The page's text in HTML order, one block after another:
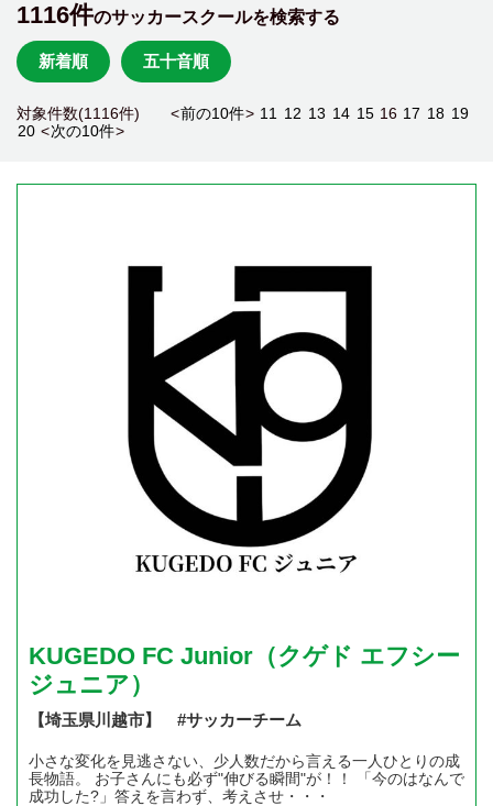
1116件のサッカースクールを検索する
新着順 五十音順
対象件数(1116件) <前の10件> 11 12 13 14 15 16 17 18 19
20 <次の10件>
KUGEDO FC Junior（クゲド エフシー
ジュニア）
【埼玉県川越市】 #サッカーチーム
小さな変化を見逃さない、少人数だから言える一人ひとりの成
長物語。 お子さんにも必ず"伸びる瞬間"が！！ 「今のはなんで
成功した?」答えを言わず、考えさせ・・・